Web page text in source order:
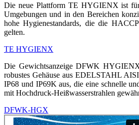
Die neue Plattform TE HYGIENX ist
Umgebungen und in den Bereichen
hohe Hygienestandards, die die
gelten.
TE HYGIENX
Die Gewichtsanzeige DFWK
robustes Gehäuse aus EDELSTAHL
IP68 und IP69K aus, die eine schnelle
mit Hochdruck-Heißwasserstrahlen
DFWK-HGX